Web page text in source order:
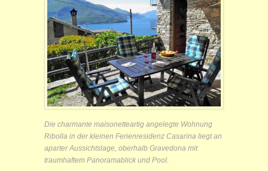
Die charmante maisonetteartig angelegte Wohnung
Ribolla in der kleinen Ferienresidenz Casarina liegt an
aparter Aussichtslage, oberhalb Gravedona mit
traumhaftem Panoramablick und Pool.